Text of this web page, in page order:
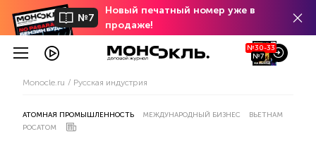
№7
Новый печатный номер уже в
продаже!
№30-33
№7
Monocle.ru Русская индустрия
АТОМНАЯ ПРОМЫШЛЕННОСТЬ МЕЖДУНАРОДНЫЙ БИЗНЕС
ВЬЕТНАМ
РОСАТОМ